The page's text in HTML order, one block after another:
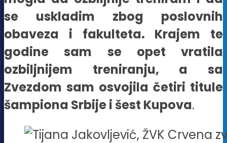
se uskladim zbog poslovnih
obaveza i fakulteta. Krajem te
godine sam se opet vratila
ozbiljnijem treniranju, a sa
Zvezdom sam osvojila četiri titule
šampiona Srbije i šest Kupova.